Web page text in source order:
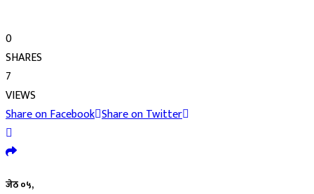
0
SHARES
7
VIEWS
Share on Facebook Share on Twitter
जेठ ०५,